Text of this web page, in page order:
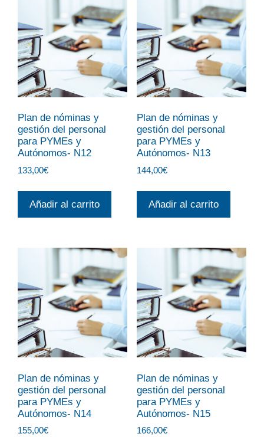
Plan de nóminas y
gestión del personal
para PYMEs y
Autónomos- N12
133,00€
Añadir al carrito
Plan de nóminas y
gestión del personal
para PYMEs y
Autónomos- N13
144,00€
Añadir al carrito
Plan de nóminas y
gestión del personal
para PYMEs y
Autónomos- N14
155,00€
Plan de nóminas y
gestión del personal
para PYMEs y
Autónomos- N15
166,00€